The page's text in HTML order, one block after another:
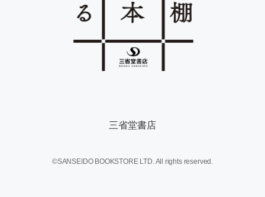
三省堂書店
©SANSEIDO BOOKSTORE LTD. All rights reserved.